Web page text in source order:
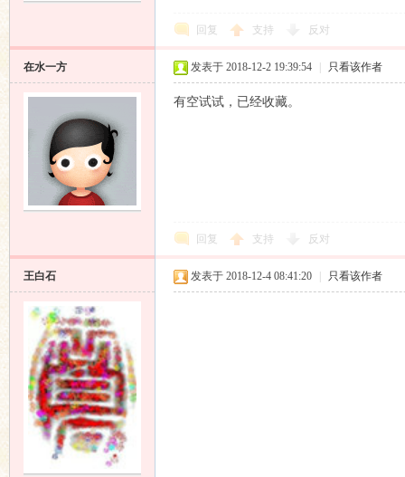
回复 支持 反对
在水一方 发表于 2018-12-2 19:39:54 只看该作者
有空试试，已经收藏。
回复 支持 反对
王白石 发表于 2018-12-4 08:41:20 只看该作者